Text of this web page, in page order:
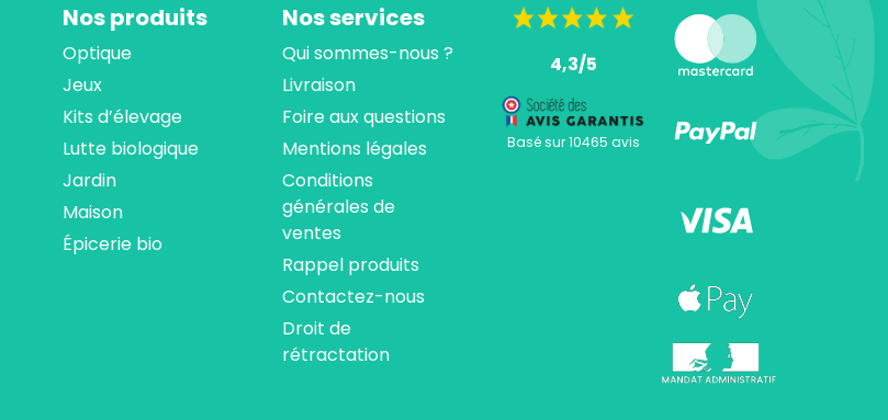
Nos produits
Optique
Jeux
Kits d’élevage
Lutte biologique
Jardin
Maison
Épicerie bio
Nos services
Qui sommes-nous ?
Livraison
Foire aux questions
Mentions légales
Conditions
générales de
ventes
Rappel produits
Contactez-nous
Droit de
rétractation
4,3/5
Basé sur 10465 avis